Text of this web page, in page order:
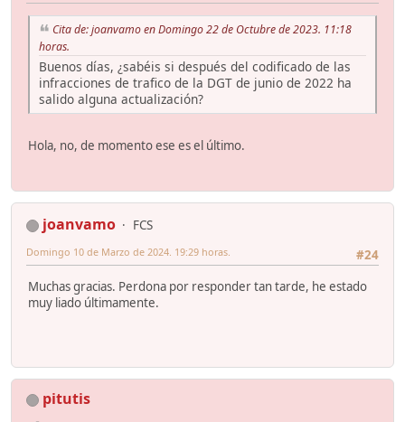
Cita de: joanvamo en Domingo 22 de Octubre de 2023. 11:18
horas.
Buenos días, ¿sabéis si después del codificado de las
infracciones de trafico de la DGT de junio de 2022 ha
salido alguna actualización?
Hola, no, de momento ese es el último.
joanvamo
FCS
#24
Domingo 10 de Marzo de 2024. 19:29 horas.
Muchas gracias. Perdona por responder tan tarde, he estado
muy liado últimamente.
pitutis